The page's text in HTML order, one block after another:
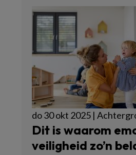
do 30 okt 2025 |
Dit is waarom
veiligheid zo’n